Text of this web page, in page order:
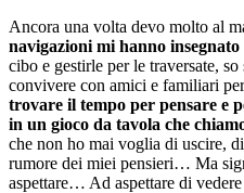
Ancora una volta devo molto al
navigazioni mi hanno insegnato
cibo e gestirle per le traversate,
convivere con amici e familiari
trovare il tempo per pensare e
in un gioco da tavola che
che non ho mai voglia di uscire,
rumore dei miei pensieri… Ma
aspettare… Ad aspettare di